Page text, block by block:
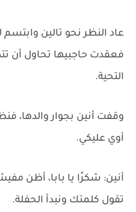
عاد النظر نحو تالين وابتسم
فعقدت حاجبيها تحاول أن
التحية.
وقفت أنين بجوار والدها،
أوي عليكي.
أنين: شكرًا يا بابا، أظن
تقول كلمتك ونبدأ الحفلة.